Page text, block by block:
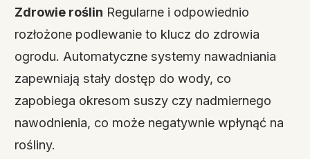
Zdrowie roślin Regularne i odpowiednio
rozłożone podlewanie to klucz do zdrowia
ogrodu. Automatyczne systemy nawadniania
zapewniają stały dostęp do wody, co
zapobiega okresom suszy czy nadmiernego
nawodnienia, co może negatywnie wpłynąć na
rośliny.